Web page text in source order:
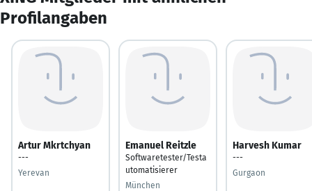
Profilangaben
Artur Mkrtchyan
---
Yerevan
Emanuel Reitzle
Softwaretester/Testa
utomatisierer
München
Harvesh Kumar
---
Gurgaon